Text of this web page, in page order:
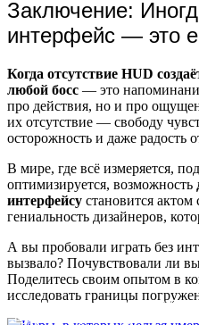
Заключение:
интерфейс — это
Когда отсутствие HUD
любой босс — это
про действия, но и про
их отсутствие — свободу
осторожность и даже радость
В мире, где всё измеряется,
оптимизируется, возможность
интерфейсу становится
гениальность дизайнеров,
А вы пробовали играть без
вызвало? Почувствовали ли
Поделитесь своим опытом в
исследовать границы
Игры, в которых нельзя
Будут ли игры следующим